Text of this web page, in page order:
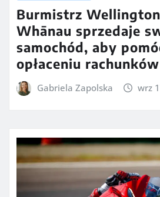
Burmistrz
Whānau sprzedaje
samochód, aby
opłaceniu rachunków
Gabriela Zapolska wrz